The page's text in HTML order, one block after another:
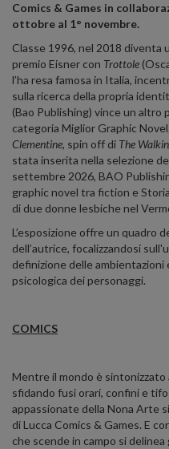
Comics & Games in
ottobre al 1° novembre.
Classe 1996, nel 2018 diventa
premio Eisner con Trottole
l’ha resa famosa in Italia,
sulla ricerca della propria
(Bao Publishing) vince un altro
categoria Miglior Graphic
Clementine, spin off di The
stata inserita nella selezione
settembre 2026, BAO
graphic novel tra fiction e
di due donne lesbiche nel
L’esposizione offre un quadro
dell’autrice, focalizzandosi
definizione delle ambientazioni
psicologica dei personaggi.
COMICS
Mentre il mondo è
sfidando fusi orari, confini e
appassionate della Nona Arte
di Lucca Comics & Games. E
che scende in campo si